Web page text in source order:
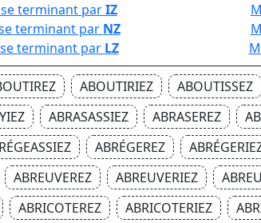
terminant parIZ
terminant par NZ
terminant par LZ
ABOUTIRIEZ ABOUTISSEZ
ABRASASSIEZ ABRASEREZ
ABRÉGEREZ
ABREUVEREZ ABREUVERIEZ
ABRICOTEREZ ABRICOTERIEZ